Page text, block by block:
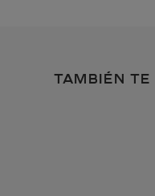
TAMBIÉN TE